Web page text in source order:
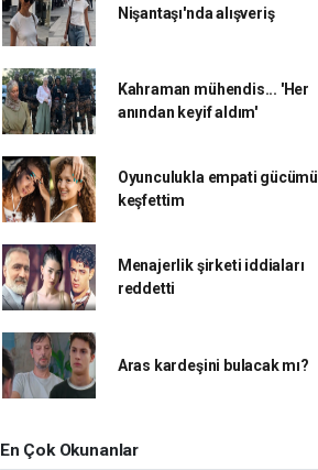
Nişantaşı'nda alışveriş
Kahraman mühendis... 'Her
anından keyif aldım'
Oyunculukla empati gücümü
keşfettim
Menajerlik şirketi iddiaları
reddetti
Aras kardeşini bulacak mı?
En Çok Okunanlar